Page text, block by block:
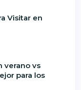
Visitar en
verano vs
para los